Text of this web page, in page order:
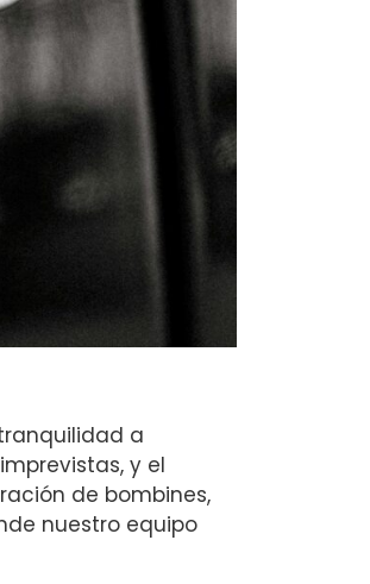
a
y el
de bombines,
nuestro equipo